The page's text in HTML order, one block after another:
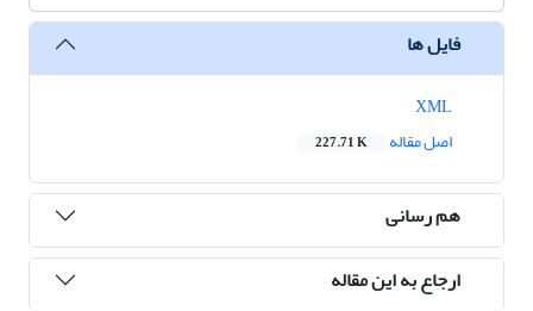
فایل ها
اصل مقاله
227.71 K
هم رسانی
ارجاع به این مقاله